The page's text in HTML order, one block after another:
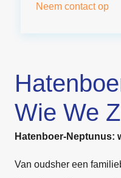
Neem contact op
Wie We
Hatenboer-Neptunus:
Van oudsher een